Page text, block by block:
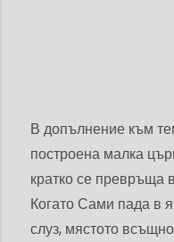
В допълнение към
построена малка
кратко се превръща
Когато Сами пада в
слуз, мястото